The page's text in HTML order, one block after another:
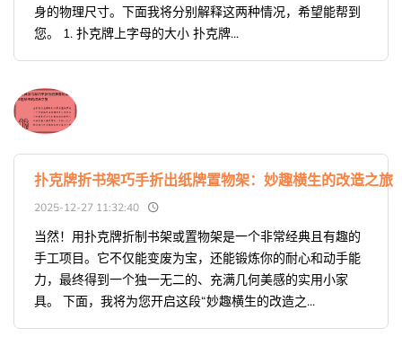
身的物理尺寸。下面我将分别解释这两种情况，希望能帮到
您。 1. 扑克牌上字母的大小 扑克牌...
扑克牌折书架巧手折出纸牌置物架：妙趣横生的改造之旅
2025-12-27 11:32:40
当然！用扑克牌折制书架或置物架是一个非常经典且有趣的
手工项目。它不仅能变废为宝，还能锻炼你的耐心和动手能
力，最终得到一个独一无二的、充满几何美感的实用小家
具。 下面，我将为您开启这段“妙趣横生的改造之...